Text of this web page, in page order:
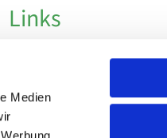
Medien
Links
Impressum